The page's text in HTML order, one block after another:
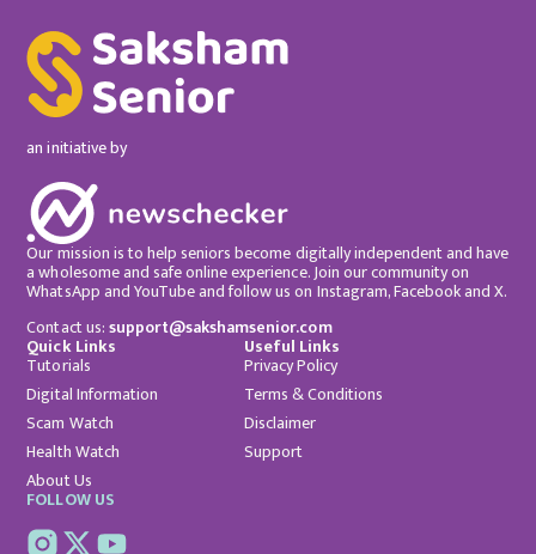
an initiative by
Our mission is to help seniors become digitally independent and have
a wholesome and safe online experience. Join our community on
WhatsApp and YouTube and follow us on Instagram, Facebook and X.
Contact us:support@sakshamsenior.com
Quick Links
Tutorials
Digital Information
Scam Watch
Health Watch
About Us
Useful Links
Privacy Policy
Terms & Conditions
Disclaimer
Support
FOLLOW US